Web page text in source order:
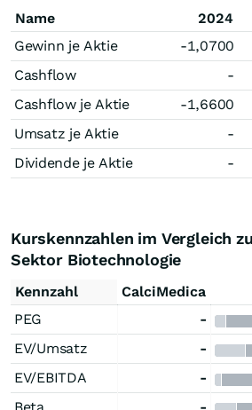
Name 2024
Gewinn je Aktie
-1,0700
Cashflow
-
Cashflow je Aktie
-1,6600
Umsatz je Aktie
-
Dividende je Aktie
-
Kurskennzahlen im Vergleich
Sektor Biotechnologie
Kennzahl CalciMedica
PEG
-
EV/Umsatz
-
EV/EBITDA
-